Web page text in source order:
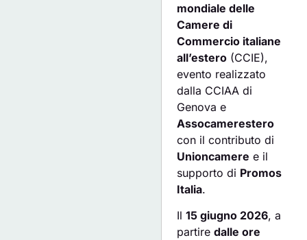
mondiale delle
Camere di
Commercio italiane
all’estero (CCIE),
evento realizzato
dalla CCIAA di
Genova e
Assocamerestero
con il contributo di
Unioncamere e il
supporto di Promos
Italia.
Il15 giugno 2026, a
partiredalle ore